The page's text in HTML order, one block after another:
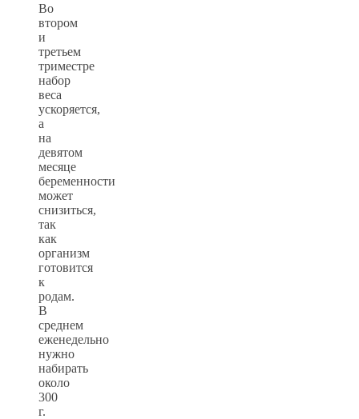
Во
втором
и
третьем
триместре
набор
веса
ускоряется,
а
на
девятом
месяце
беременности
может
снизиться,
так
как
организм
готовится
к
родам.
В
среднем
еженедельно
нужно
набирать
около
300
г.